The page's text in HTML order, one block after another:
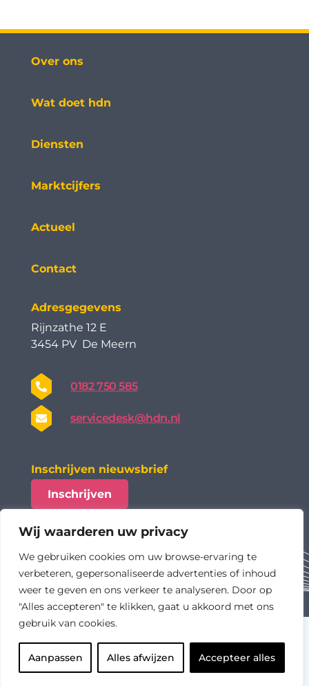
Wij waarderen uw privacy
We gebruiken cookies om uw browse-ervaring te
verbeteren, gepersonaliseerde advertenties of inhoud
weer te geven en ons verkeer te analyseren. Door op
"Alles accepteren" te klikken, gaat u akkoord met ons
gebruik van cookies.
Aanpassen Alles afwijzen Accepteer alles
Over ons
Wat doet hdn
Diensten
Marktcijfers
Actueel
Contact
Adresgegevens
Rijnzathe 12 E
3454 PV De Meern
0182 750 585
servicedesk@hdn.nl
Inschrijven nieuwsbrief
Inschrijven
privacy statement
assurance